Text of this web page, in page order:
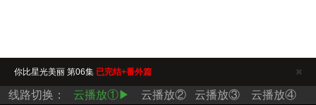
你比星光美丽 第06集 已完结+番外篇